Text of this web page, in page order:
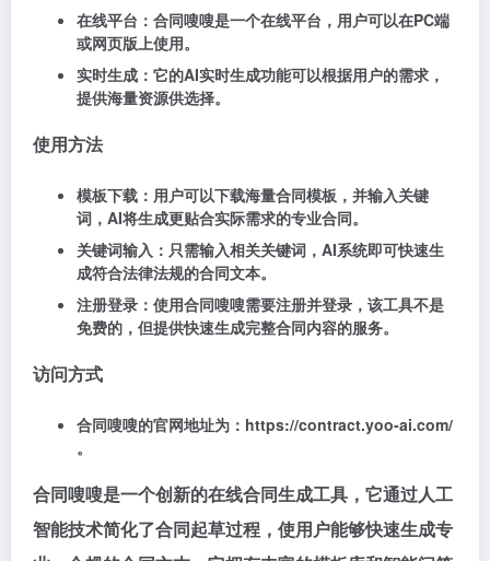
在线平台：合同嗖嗖是一个在线平台，用户可以在PC端
或网页版上使用。
实时生成：它的AI实时生成功能可以根据用户的需求，
提供海量资源供选择。
使用方法
模板下载：用户可以下载海量合同模板，并输入关键
词，AI将生成更贴合实际需求的专业合同。
关键词输入：只需输入相关关键词，AI系统即可快速生
成符合法律法规的合同文本。
注册登录：使用合同嗖嗖需要注册并登录，该工具不是
免费的，但提供快速生成完整合同内容的服务。
访问方式
合同嗖嗖的官网地址为：https://contract.yoo-ai.com/
。
合同嗖嗖是一个创新的在线合同生成工具，它通过人工
智能技术简化了合同起草过程，使用户能够快速生成专